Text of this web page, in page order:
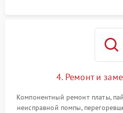
4. Ремонт и
Компонентный ремонт платы,
неисправной помпы,